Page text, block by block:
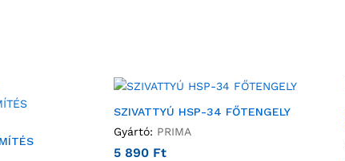
SZIVATTYÚ HSP-34 FŐTENGELY
Gyártó: PRIMA
5 890 Ft